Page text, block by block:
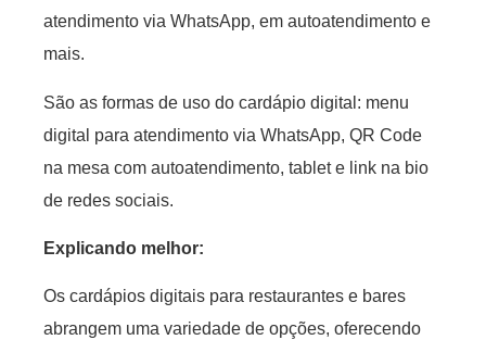
atendimento via WhatsApp, em autoatendimento e
mais.
São as formas de uso do cardápio digital: menu
digital para atendimento via WhatsApp, QR Code
na mesa com autoatendimento, tablet e link na bio
de redes sociais.
Explicando melhor:
Os cardápios digitais para restaurantes e bares
abrangem uma variedade de opções, oferecendo